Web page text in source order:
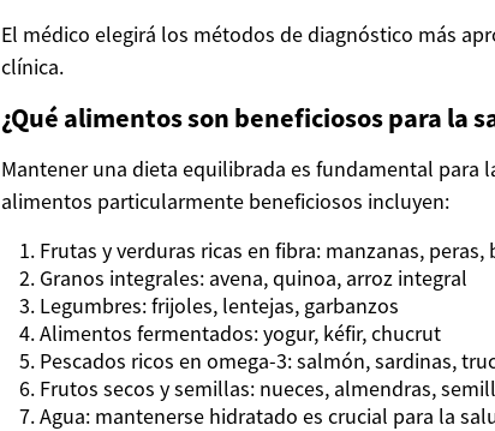
El médico elegirá los métodos de diagnóstico más
clínica.
¿Qué alimentos son beneficiosos para la
Mantener una dieta equilibrada es fundamental para
alimentos particularmente beneficiosos incluyen:
Frutas y verduras ricas en fibra: manzanas,
Granos integrales: avena, quinoa, arroz integral
Legumbres: frijoles, lentejas, garbanzos
Alimentos fermentados: yogur, kéfir, chucrut
Pescados ricos en omega-3: salmón, sardinas,
Frutos secos y semillas: nueces, almendras,
Agua: mantenerse hidratado es crucial para la